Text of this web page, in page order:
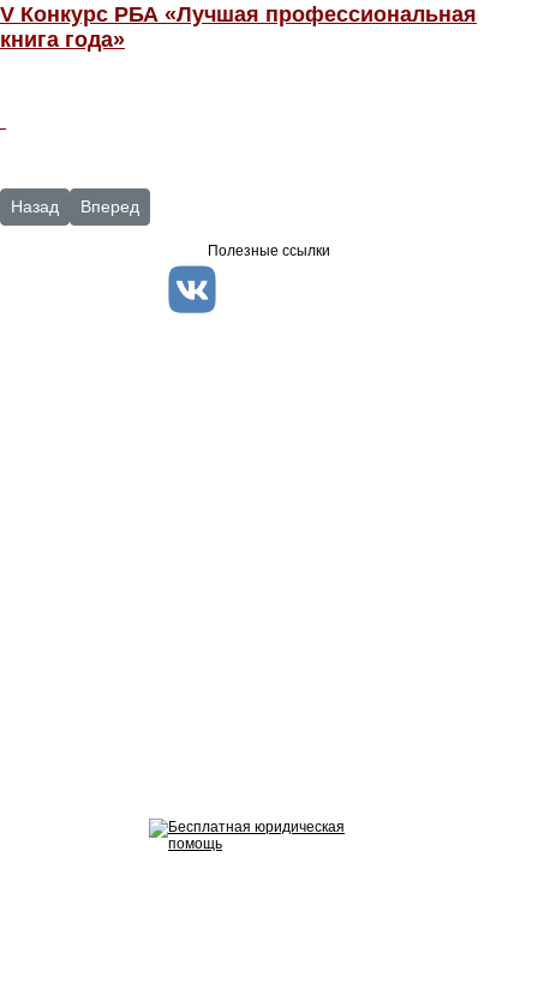
V Конкурс РБА «Лучшая профессиональная
книга года»
Предыдущий: Организационно-методический отдел
Назад Следующий: Клуб «Преодоление»
Вперед
Полезные ссылки